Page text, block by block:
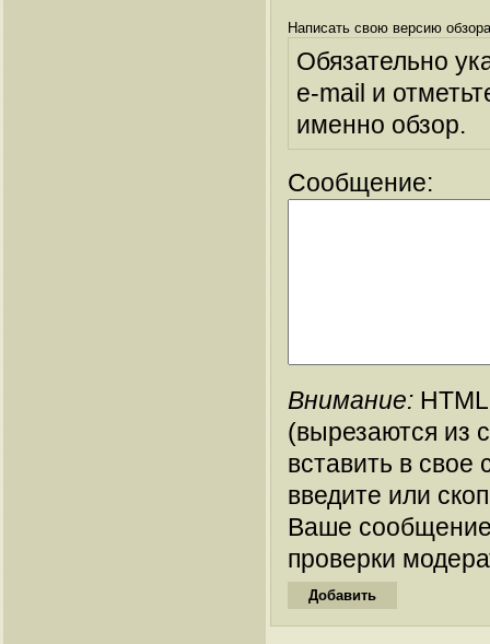
Написать свою версию
Обязательно
e-mail и
именно обзор.
Сообщение:
Внимание:
(вырезаются из
вставить в
введите или
Ваше
проверки